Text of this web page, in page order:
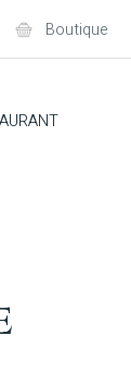
Boutique